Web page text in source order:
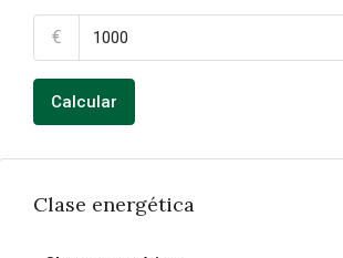
€
Calcular
Clase energética